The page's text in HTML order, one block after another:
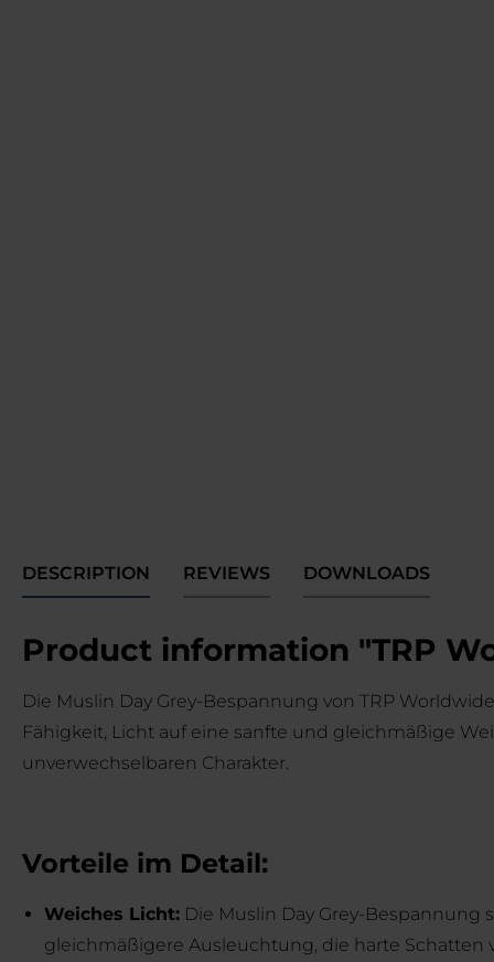
DESCRIPTION REVIEWS DOWNLOADS
Product information "TRP
Die Muslin Day Grey-Bespannung von TRP
Fähigkeit, Licht auf eine sanfte und gleichmäßige
unverwechselbaren Charakter.
Vorteile im Detail:
Weiches Licht: Die Muslin Day Grey-Bespannung
gleichmäßigere Ausleuchtung, die harte